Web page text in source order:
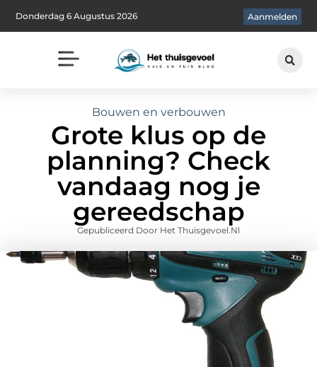
Donderdag 6 Augustus 2026 Aanmelden
Bouwen en verbouwen
Grote klus op de
planning? Check
vandaag nog je
gereedschap
Gepubliceerd Door Het Thuisgevoel.nl